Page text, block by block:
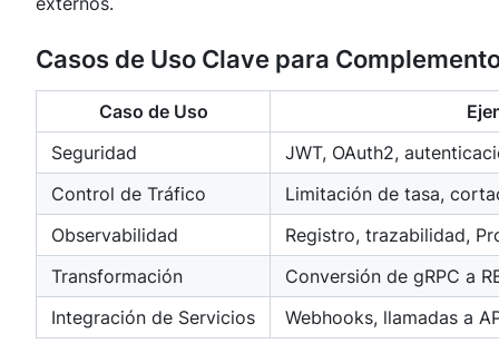
Casos de Uso Clave para
Caso de Uso
Seguridad
JWT, OAuth2,
Control de Tráfico
Limitación de tasa,
Observabilidad
Registro, trazabilidad,
Transformación
Conversión de gRPC a
Integración de Servicios
Webhooks, llamadas a